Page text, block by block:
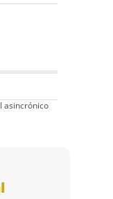
asincrónico